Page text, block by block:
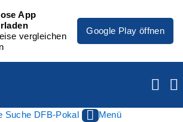
App
vergleichen
Google Play öffnen
Suche DFB-Pokal
Menü